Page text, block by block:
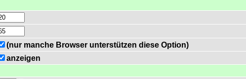
(nur manche Browser unterstützen diese Option)
anzeigen